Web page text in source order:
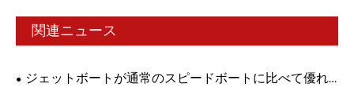
関連ニュース
ジェットボートが通常のスピードボートに比べて優れ